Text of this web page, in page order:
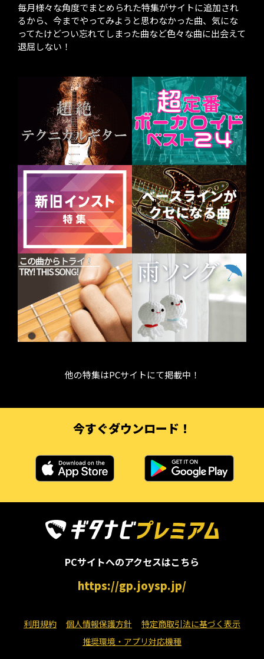
毎月様々な角度でまとめられた特集がサイトに追加され
るから、今までやってみようと思わなかった曲、気にな
ってたけどつい忘れてしまった曲など色々な曲に出会えて
退屈しない！
他の特集はPCサイトにて掲載中！
今すぐダウンロード！
PCサイトへのアクセスはこちら
https://gp.joysp.jp/
利用規約 個人情報保護方針
特定商取引法に基づく表示
推奨環境・アプリ対応機種